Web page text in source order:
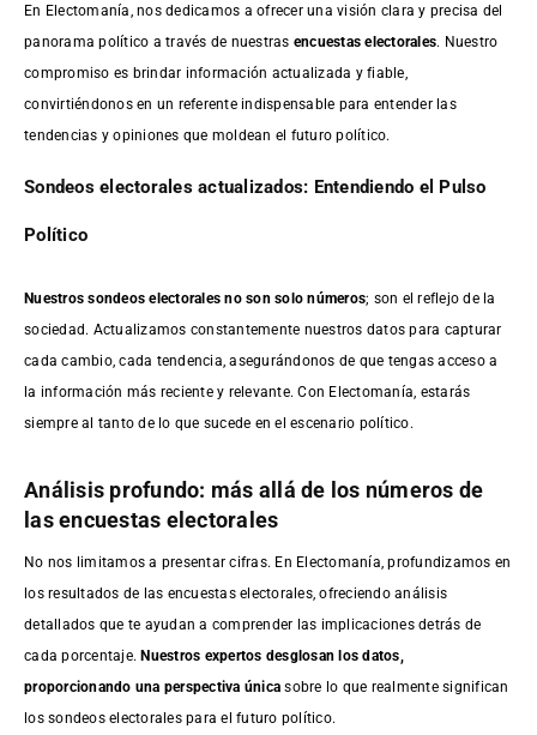
En Electomanía, nos dedicamos a ofrecer una visión clara y precisa del
panorama político a través de nuestras encuestas electorales. Nuestro
compromiso es brindar información actualizada y fiable,
convirtiéndonos en un referente indispensable para entender las
tendencias y opiniones que moldean el futuro político.
Sondeos electorales actualizados: Entendiendo el Pulso
Político
Nuestros sondeos electorales no son solo números; son el reflejo de la
sociedad. Actualizamos constantemente nuestros datos para capturar
cada cambio, cada tendencia, asegurándonos de que tengas acceso a
la información más reciente y relevante. Con Electomanía, estarás
siempre al tanto de lo que sucede en el escenario político.
Análisis profundo: más allá de los números de
las encuestas electorales
No nos limitamos a presentar cifras. En Electomanía, profundizamos en
los resultados de las encuestas electorales, ofreciendo análisis
detallados que te ayudan a comprender las implicaciones detrás de
cada porcentaje.Nuestros expertos desglosan los datos,
proporcionando una perspectiva única sobre lo que realmente significan
los sondeos electorales para el futuro político.